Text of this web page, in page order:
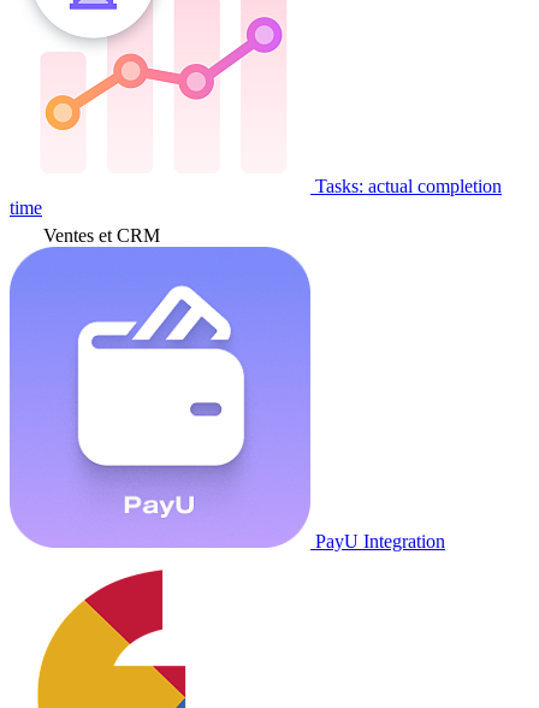
Tasks: actual completion
time
Ventes et CRM
PayU Integration